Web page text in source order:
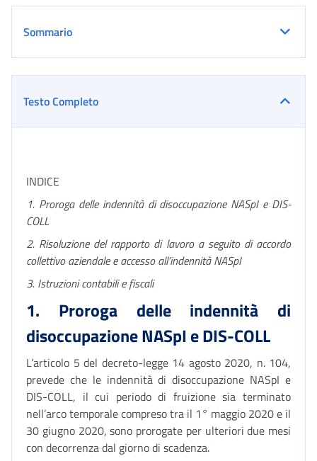
Sommario
Testo Completo
INDICE
1. Proroga delle indennità di disoccupazione NASpI e DIS-
COLL
2. Risoluzione del rapporto di lavoro a seguito di accordo
collettivo aziendale e accessoall’indennità NASpI
3. Istruzioni contabili e fiscali
1. Proroga delle indennità di
disoccupazione NASpI e DIS-COLL
L’articolo 5 del decreto-legge 14 agosto 2020, n. 104,
prevede che le indennità di disoccupazione NASpI e
DIS-COLL, il cui periodo di fruizione sia terminato
nell’arco temporale compreso tra il 1° maggio 2020 e il
30 giugno 2020, sono prorogate per ulteriori due mesi
con decorrenza dal giorno di scadenza.